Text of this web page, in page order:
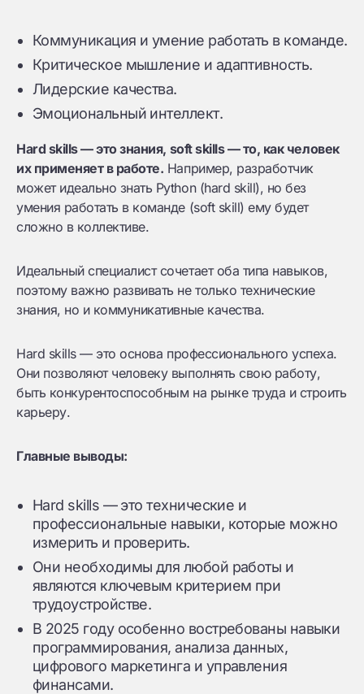
Коммуникация и умение работать в команде.
Критическое мышление и адаптивность.
Лидерские качества.
Эмоциональный интеллект.
Hard skills — это знания, soft skills — то, как человек
их применяет в работе. Например, разработчик
может идеально знать Python (hard skill), но без
умения работать в команде (soft skill) ему будет
сложно в коллективе.
Идеальный специалист сочетает оба типа навыков,
поэтому важно развивать не только технические
знания, но и коммуникативные качества.
Hard skills — это основа профессионального успеха.
Они позволяют человеку выполнять свою работу,
быть конкурентоспособным на рынке труда и строить
карьеру.
Главные выводы:
Hard skills — это технические и
профессиональные навыки, которые можно
измерить и проверить.
Они необходимы для любой работы и
являются ключевым критерием при
трудоустройстве.
В 2025 году особенно востребованы навыки
программирования, анализа данных,
цифрового маркетинга и управления
финансами.